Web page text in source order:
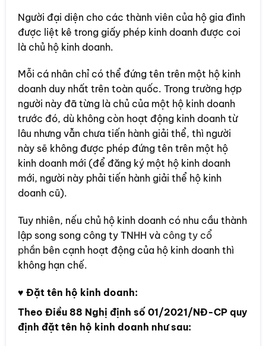
Người đại diện cho các thành viên của hộ gia đình
được liệt kê trong giấy phép kinh doanh được coi
là chủ hộ kinh doanh.
Mỗi cá nhân chỉ có thể đứng tên trên một hộ kinh
doanh duy nhất trên toàn quốc. Trong trường hợp
người này đã từng là chủ của một hộ kinh doanh
trước đó, dù không còn hoạt động kinh doanh từ
lâu nhưng vẫn chưa tiến hành giải thể, thì người
này sẽ không được phép đứng tên trên một hộ
kinh doanh mới (để đăng ký một hộ kinh doanh
mới, người này phải tiến hành giải thể hộ kinh
doanh cũ).
Tuy nhiên, nếu chủ hộ kinh doanh có nhu cầu thành
lập song song công ty TNHH và công ty cổ
phần bên cạnh hoạt động của hộ kinh doanh thì
không hạn chế.
♥ Đặt tên hộ kinh doanh:
Theo Điều 88 Nghị định số 01/2021/NĐ-CP quy
định đặt tên hộ kinh doanh như sau: